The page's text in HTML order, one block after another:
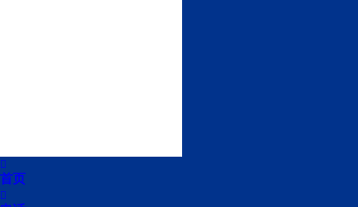

首页
